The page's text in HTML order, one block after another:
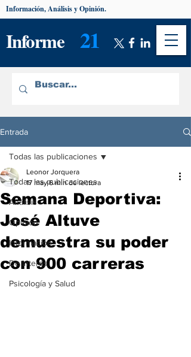
Informe 21
Información, Análisis y Opinión.
Entrada
Todas las publicaciones
Análisis
Opinión
Información
De interés
Psicología y Salud
Todas las publicaciones
Semana Deportiva:
José Altuve
demuestra su poder
con 900 carreras
Leonor Jorquera
17 may 6 min de lectura